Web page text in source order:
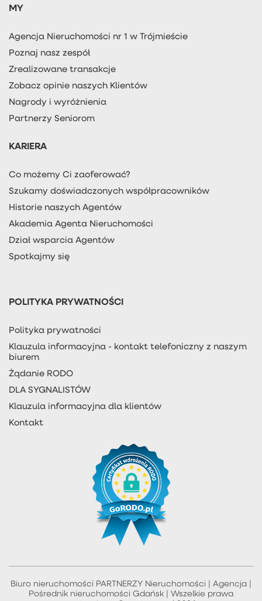
MY
Agencja Nieruchomości nr 1 w Trójmieście
Poznaj nasz zespół
Zrealizowane transakcje
Zobacz opinie naszych Klientów
Nagrody i wyróżnienia
Partnerzy Seniorom
KARIERA
Co możemy Ci zaoferować?
Szukamy doświadczonych współpracowników
Historie naszych Agentów
Akademia Agenta Nieruchomości
Dział wsparcia Agentów
Spotkajmy się
POLITYKA PRYWATNOŚCI
Polityka prywatności
Klauzula informacyjna - kontakt telefoniczny z naszym
biurem
Żądanie RODO
DLA SYGNALISTÓW
Klauzula informacyjna dla klientów
Kontakt
Biuro nieruchomości PARTNERZY Nieruchomości | Agencja |
Pośrednik nieruchomości Gdańsk | Wszelkie prawa